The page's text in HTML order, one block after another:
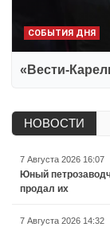
СОБЫТИЯ ДНЯ
«Вести-
НОВОСТИ
7 Августа 2026 16:07
Юный
продал их
7 Августа 2026 14:32